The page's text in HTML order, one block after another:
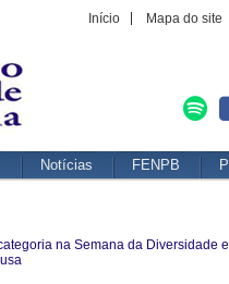
Início Mapa do site
Notícias FENPB
na Semana da Diversidade